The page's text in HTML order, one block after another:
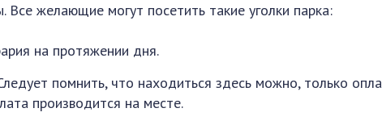
желающие могут посетить такие уголки парка:
на протяжении дня.
помнить, что находиться здесь можно, только
производится на месте.